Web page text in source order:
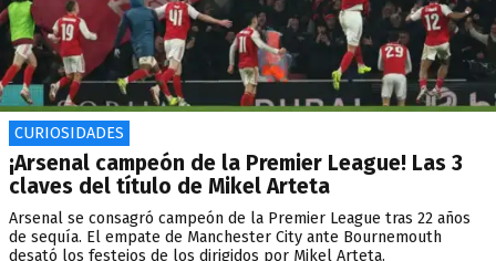
CURIOSIDADES
¡Arsenal campeón de la Premier League! Las 3
claves del título de Mikel Arteta
Arsenal se consagró campeón de la Premier League tras 22 años
de sequía. El empate de Manchester City ante Bournemouth
desató los festejos de los dirigidos por Mikel Arteta.